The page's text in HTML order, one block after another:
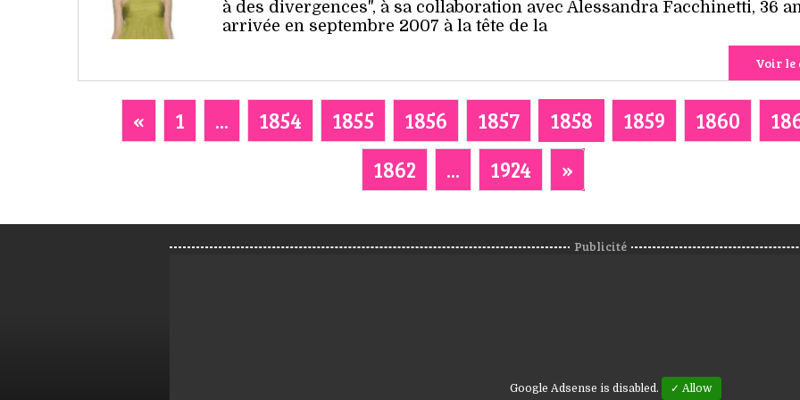
à des divergences", à sa collaboration avec Alessandra Facchinetti, 36
arrivée en septembre 2007 à la tête de la
Voir le
« 1 ... 1854 1855 1856 1857 1858 1859 1860
1862
... 1924 »
Publicité
Google Adsense is disabled. ✓ Allow